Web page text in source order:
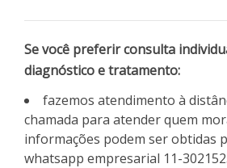
Se você preferir consulta
diagnóstico e tratamento:
fazemos atendimento à
chamada para atender quem
informações podem ser obtidas
whatsapp empresarial 11-